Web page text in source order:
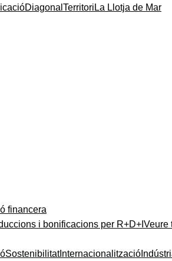
Diagonal TerritoriLa Llotja de Mar
financera
i bonificacions per R+D+I Veure
SostenibilitatInternacionalització